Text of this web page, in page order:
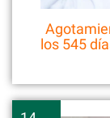
los 545